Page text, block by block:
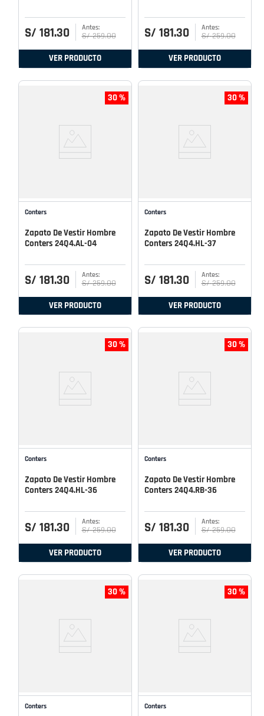
S/ 181.30 S/ 259.00
VER PRODUCTO
S/ 181.30 S/ 259.00
VER PRODUCTO
30 %
Conters
Zapato De Vestir Hombre
Conters 24Q4.AL-04
S/ 181.30 S/ 259.00
VER PRODUCTO
30 %
Conters
Zapato De Vestir Hombre
Conters 24Q4.HL-37
S/ 181.30 S/ 259.00
VER PRODUCTO
30 %
Conters
Zapato De Vestir Hombre
Conters 24Q4.HL-36
S/ 181.30 S/ 259.00
VER PRODUCTO
30 %
Conters
Zapato De Vestir Hombre
Conters 24Q4.RB-36
S/ 181.30 S/ 259.00
VER PRODUCTO
30 %
Conters
30 %
Conters